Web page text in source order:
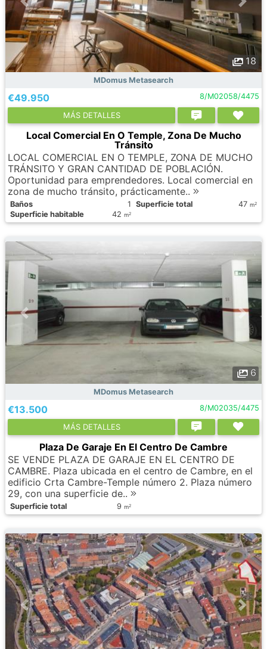
18
MDomus Metasearch
€49.950 8/M02058/4475
МÁS DETALLES
Local Comercial En O Temple, Zona De Mucho
Tránsito
LOCAL COMERCIAL EN O TEMPLE, ZONA DE MUCHO
TRÁNSITO Y GRAN CANTIDAD DE POBLACIÓN.
Oportunidad para emprendedores. Local comercial en
zona de mucho tránsito, prácticamente..
Baños 1 Superficie total 47 m2
Superficie habitable 42 m2
6
MDomus Metasearch
€13.500 8/M02035/4475
МÁS DETALLES
Plaza De Garaje En El Centro De Cambre
SE VENDE PLAZA DE GARAJE EN EL CENTRO DE
CAMBRE. Plaza ubicada en el centro de Cambre, en el
edificio Crta Cambre-Temple número 2. Plaza número
29, con una superficie de..
Superficie total 9 m2